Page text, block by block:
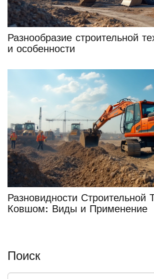
Разнообразие строительной
и особенности
Разновидности Строительной
Ковшом: Виды и Применение
Поиск